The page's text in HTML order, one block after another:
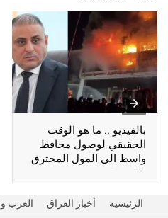
بالفيديو .. ما هو الوقت
الحقيقي لوصول محافظ
واسط الى المول المحترق
بالكوت؟
الرئيسية أخبار العراق العرب